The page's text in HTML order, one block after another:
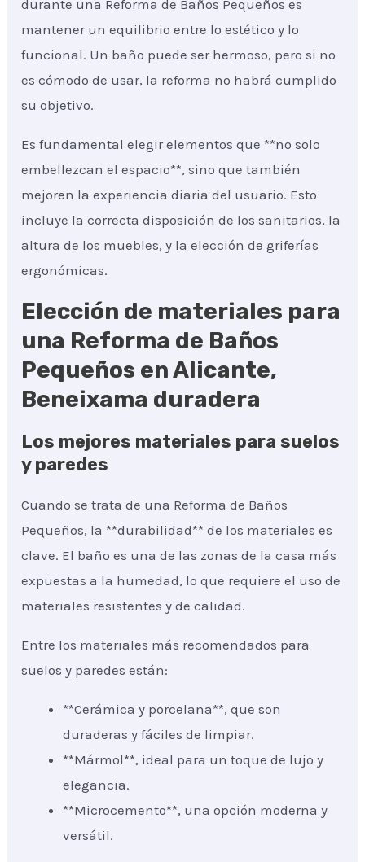
durante una Reforma de Baños Pequeños es
mantener un equilibrio entre lo estético y lo
funcional. Un baño puede ser hermoso, pero si no
es cómodo de usar, la reforma no habrá cumplido
su objetivo.
Es fundamental elegir elementos que **no solo
embellezcan el espacio**, sino que también
mejoren la experiencia diaria del usuario. Esto
incluye la correcta disposición de los sanitarios, la
altura de los muebles, y la elección de griferías
ergonómicas.
Elección de materiales para
una Reforma de Baños
Pequeños en Alicante,
Beneixama duradera
Los mejores materiales para suelos
y paredes
Cuando se trata de una Reforma de Baños
Pequeños, la **durabilidad** de los materiales es
clave. El baño es una de las zonas de la casa más
expuestas a la humedad, lo que requiere el uso de
materiales resistentes y de calidad.
Entre los materiales más recomendados para
suelos y paredes están:
**Cerámica y porcelana**, que son
duraderas y fáciles de limpiar.
**Mármol**, ideal para un toque de lujo y
elegancia.
**Microcemento**, una opción moderna y
versátil.